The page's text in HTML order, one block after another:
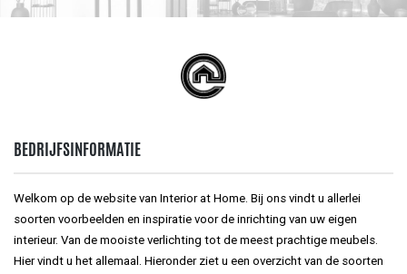
BEDRIJFSINFORMATIE
Welkom op de website van Interior at Home. Bij ons vindt u allerlei
soorten voorbeelden en inspiratie voor de inrichting van uw eigen
interieur. Van de mooiste verlichting tot de meest prachtige meubels.
Hier vindt u het allemaal. Hieronder ziet u een overzicht van de soorten